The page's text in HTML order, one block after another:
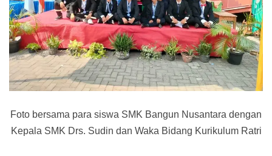
Foto bersama para siswa SMK Bangun Nusantara dengan
Kepala SMK Drs. Sudin dan Waka Bidang Kurikulum Ratri